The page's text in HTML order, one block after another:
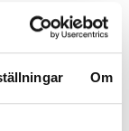
Om